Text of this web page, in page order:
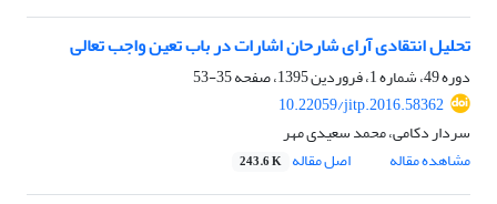
تحلیل انتقادی آرای شارحان اشارات در باب تعین واجب تعالی
دوره 49، شماره 1، فروردین 1395، صفحه
35-53
10.22059/jitp.2016.58362
سردار دکامی، محمد سعیدی مهر
مشاهده مقاله
اصل مقاله 243.6 K